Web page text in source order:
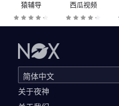
猿辅导 西瓜视频
关于夜神